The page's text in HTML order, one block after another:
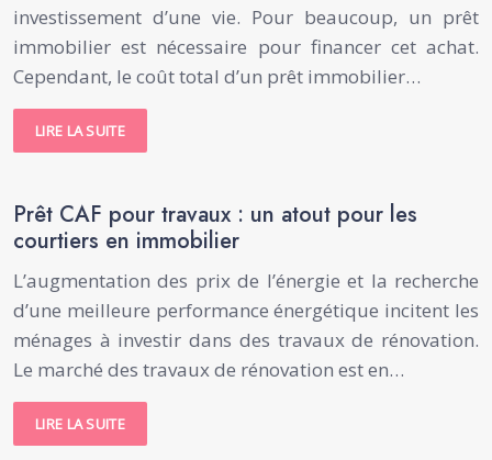
investissement d’une vie. Pour beaucoup, un prêt
immobilier est nécessaire pour financer cet achat.
Cependant, le coût total d’un prêt immobilier…
LIRE LA SUITE
Prêt CAF pour travaux : un atout pour les
courtiers en immobilier
L’augmentation des prix de l’énergie et la recherche
d’une meilleure performance énergétique incitent les
ménages à investir dans des travaux de rénovation.
Le marché des travaux de rénovation est en…
LIRE LA SUITE